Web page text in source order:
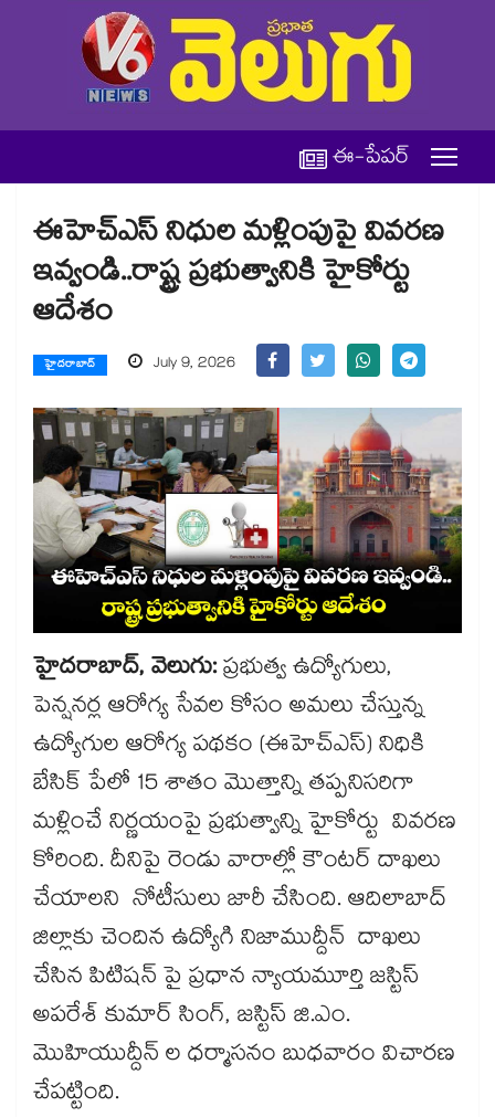
ఈ-పేపర్
ఈహెచ్‌‌‌‌‌‌‌‌‌‌‌‌‌‌‌‌ఎస్‌‌‌‌‌‌‌‌‌‌‌‌‌‌‌‌ నిధుల మళ్లింపుపై వివరణ
ఇవ్వండి..రాష్ట్ర ప్రభుత్వానికి హైకోర్టు
ఆదేశం
హైదరాబాద్ July 9, 2026
హైదరాబాద్, వెలుగు:ప్రభుత్వ ఉద్యోగులు,
పెన్షనర్ల ఆరోగ్య సేవల కోసం అమలు చేస్తున్న
ఉద్యోగుల ఆరోగ్య పథకం (ఈహెచ్‌‌‌‌‌‌‌‌‌‌‌‌‌‌‌‌ఎస్‌‌‌‌‌‌‌‌‌‌‌‌‌‌‌‌) నిధికి
బేసిక్‌‌‌‌‌‌‌‌‌‌‌‌‌‌‌‌ పేలో 15 శాతం మొత్తాన్ని తప్పనిసరిగా
మళ్లించే నిర్ణయంపై ప్రభుత్వాన్ని హైకోర్టు వివరణ
కోరింది. దీనిపై రెండు వారాల్లో కౌంటర్‌‌‌‌‌‌‌‌‌‌‌‌‌‌‌‌ దాఖలు
చేయాలని నోటీసులు జారీ చేసింది. ఆదిలాబాద్‌‌‌‌‌‌‌‌‌‌‌‌‌‌‌‌
జిల్లాకు చెందిన ఉద్యోగి నిజాముద్దీన్ దాఖలు
చేసిన పిటిషన్ పై ప్రధాన న్యాయమూర్తి జస్టిస్‌‌‌‌‌‌‌‌‌‌‌‌‌‌‌‌
అపరేశ్‌‌‌‌‌‌‌‌‌‌‌‌‌‌‌‌ కుమార్‌‌‌‌‌‌‌‌‌‌‌‌‌‌‌‌ సింగ్, జస్టిస్‌‌‌‌‌‌‌‌‌‌‌‌‌‌‌‌ జి.ఎం.
మొహియుద్దీన్ ల ధర్మాసనం బుధవారం విచారణ
చేపట్టింది.